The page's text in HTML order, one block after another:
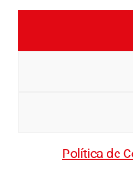
Política de